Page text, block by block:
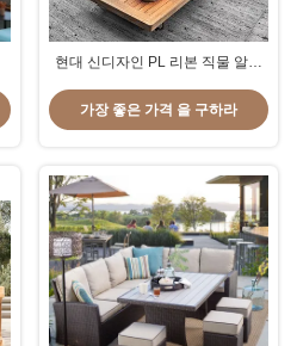
현대 신디자인 PL 리본 직물 알루
이블 세트
가장 좋은 가격 을 구하라